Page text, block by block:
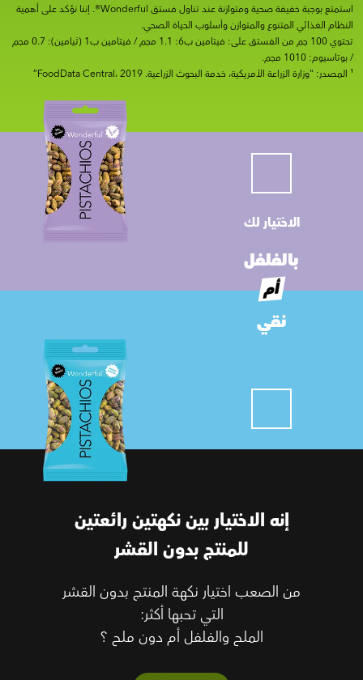
استمتع بوجبة خفيفة صحية ومتوازنة عند تناول فستق Wonderful®. إننا نؤكد على أهمية
النظام الغذائي المتنوع والمتوازن وأسلوب الحياة الصحي.
تحتوي 100 جم من الفستق على: فيتامين ب6: 1.1 مجم / فيتامين ب1 (ثيامين): 0.7 مجم
/ بوتاسيوم: 1010 مجم.
¹ المصدر: "وزارة الزراعة الأمريكية، خدمة البحوث الزراعية. FoodData Central، 2019”
الاختيار لك
بالفلفل
أم
نقي
إنه الاختيار بين نكهتين رائعتين
للمنتج بدون القشر
من الصعب اختيار نكهة المنتج بدون القشر
التي تحبها أكثر:
الملح والفلفل أم دون ملح ؟